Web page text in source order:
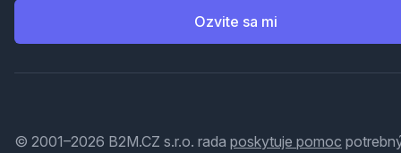
Ozvite sa mi
© 2001–2026 B2M.CZ s.r.o. rada poskytuje pomoc